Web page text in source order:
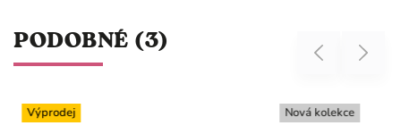
PODOBNÉ (3) Previous Next